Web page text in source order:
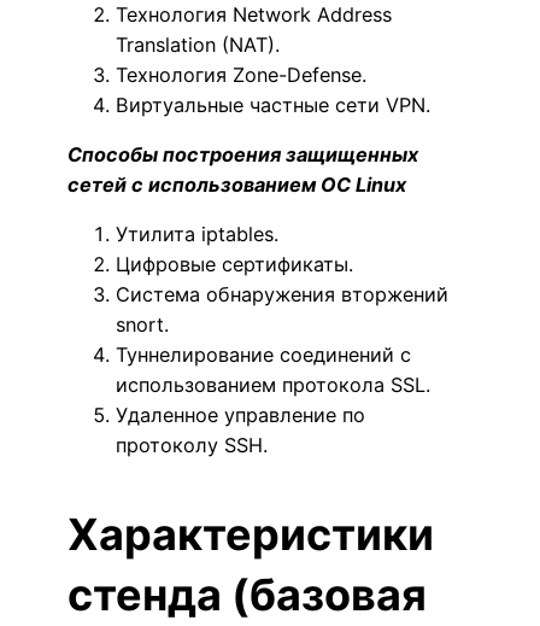
Технология Network Address
Translation (NAT).
Технология Zone-Defense.
Виртуальные частные сети VPN.
Способы построения защищенных
сетей с использованием ОС Linux
Утилита iptables.
Цифровые сертификаты.
Система обнаружения вторжений
snort.
Туннелирование соединений с
использованием протокола SSL.
Удаленное управление по
протоколу SSH.
Характеристики
стенда (базовая